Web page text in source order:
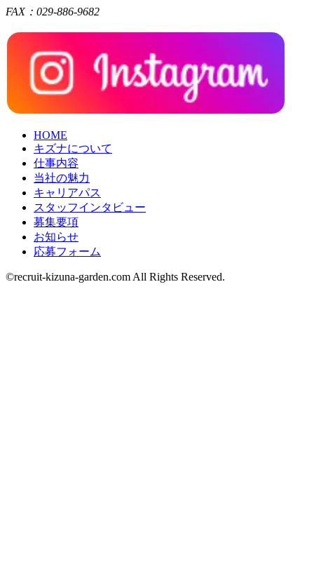
FAX：029-886-9682
HOME
キズナについて
仕事内容
当社の魅力
キャリアパス
スタッフインタビュー
募集要項
お知らせ
応募フォーム
©recruit-kizuna-garden.com All Rights Reserved.